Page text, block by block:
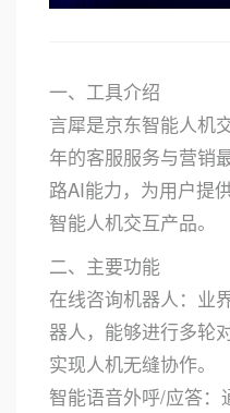
一、工具介绍
言犀是京东智能人机
年的客服服务与营销
路AI能力，为用户提
智能人机交互产品。
二、主要功能
在线咨询机器人：业
器人，能够进行多轮
实现人机无缝协作。
智能语音外呼/应答：